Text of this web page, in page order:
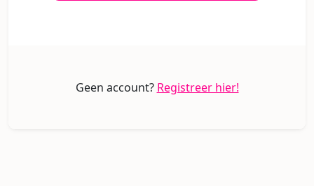
Geen account? Registreer hier!